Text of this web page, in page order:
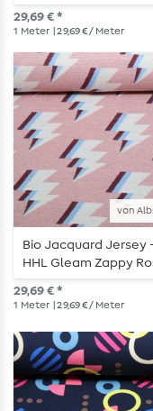
29,69 € *
1 Meter | 29,69 € / Meter
von
Bio Jacquard Jersey
HHL Gleam Zappy
29,69 € *
1 Meter | 29,69 € / Meter